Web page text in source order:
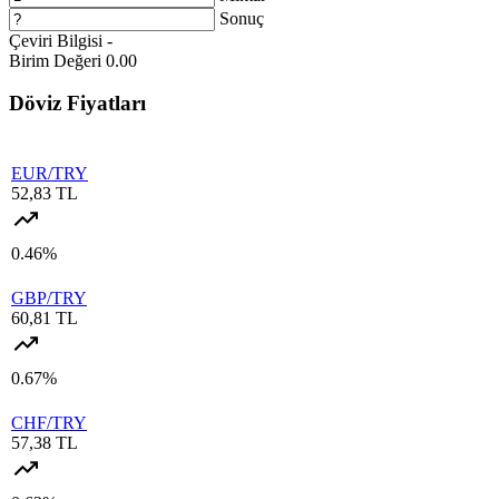
1 Euro Kaç TL ?
1 CHF Kaç TL ?
1 CNY Kaç TL ?
Sonuç
Çeviri Bilgisi -
Birim Değeri 0.00
Döviz Fiyatları
EUR/TRY
52,83 TL
0.46%
GBP/TRY
60,81 TL
0.67%
CHF/TRY
57,38 TL